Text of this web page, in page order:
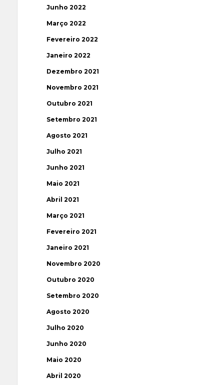
Junho 2022
Março 2022
Fevereiro 2022
Janeiro 2022
Dezembro 2021
Novembro 2021
Outubro 2021
Setembro 2021
Agosto 2021
Julho 2021
Junho 2021
Maio 2021
Abril 2021
Março 2021
Fevereiro 2021
Janeiro 2021
Novembro 2020
Outubro 2020
Setembro 2020
Agosto 2020
Julho 2020
Junho 2020
Maio 2020
Abril 2020